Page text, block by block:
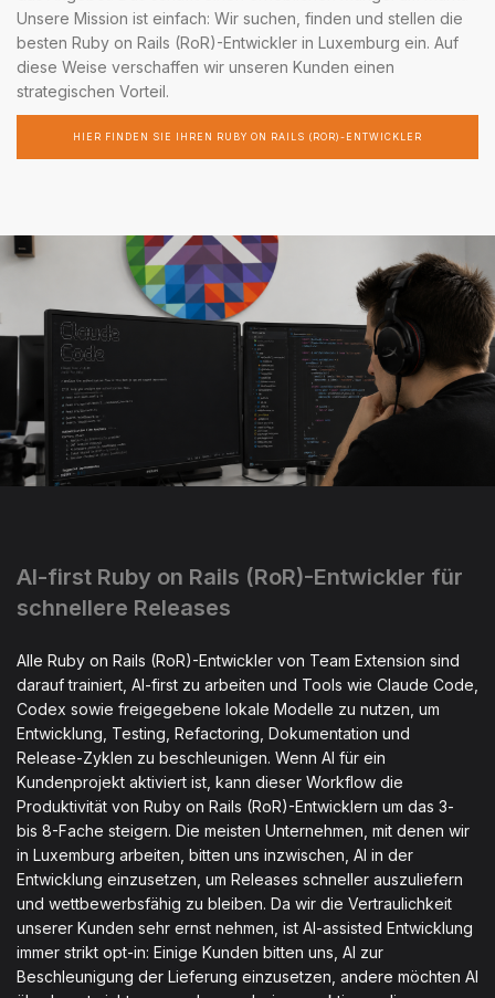
Unsere Mission ist einfach: Wir suchen, finden und stellen die
besten Ruby on Rails (RoR)-Entwickler in Luxemburg ein. Auf
diese Weise verschaffen wir unseren Kunden einen
strategischen Vorteil.
HIER FINDEN SIE IHREN RUBY ON RAILS (ROR)-ENTWICKLER
AI-first Ruby on Rails (RoR)-Entwickler für
schnellere Releases
Alle Ruby on Rails (RoR)-Entwickler von Team Extension sind
darauf trainiert, AI-first zu arbeiten und Tools wie Claude Code,
Codex sowie freigegebene lokale Modelle zu nutzen, um
Entwicklung, Testing, Refactoring, Dokumentation und
Release-Zyklen zu beschleunigen. Wenn AI für ein
Kundenprojekt aktiviert ist, kann dieser Workflow die
Produktivität von Ruby on Rails (RoR)-Entwicklern um das 3-
bis 8-Fache steigern. Die meisten Unternehmen, mit denen wir
in Luxemburg arbeiten, bitten uns inzwischen, AI in der
Entwicklung einzusetzen, um Releases schneller auszuliefern
und wettbewerbsfähig zu bleiben. Da wir die Vertraulichkeit
unserer Kunden sehr ernst nehmen, ist AI-assisted Entwicklung
immer strikt opt-in: Einige Kunden bitten uns, AI zur
Beschleunigung der Lieferung einzusetzen, andere möchten AI